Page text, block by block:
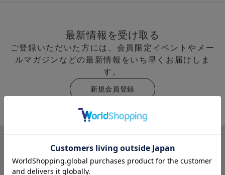
最新情報を受け取る
ご登録いただいた方には、会員限定イベントやメー
ルマガジンなどの最新情報をいち早くお届けしま
す。
新規会員登録